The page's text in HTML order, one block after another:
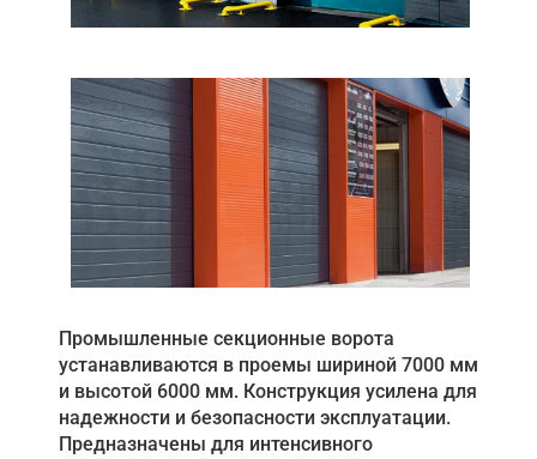
Промышленные секционные ворота
устанавливаются в проемы шириной 7000 мм
и высотой 6000 мм. Конструкция усилена для
надежности и безопасности эксплуатации.
Предназначены для интенсивного